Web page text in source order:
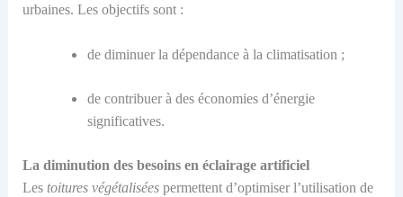
urbaines. Les objectifs sont :
de diminuerla dépendance à la climatisation ;
de contribuerà des économies d’énergie
significatives.
La diminution des besoins en éclairage artificiel
Les toitures végétaliséespermettent d’optimiser l’utilisation de